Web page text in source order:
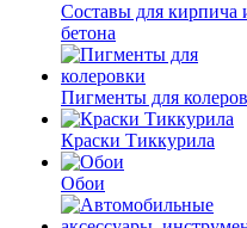
Составы для кирпича
бетона
Пигменты для
Краски Тиккурила
Обои